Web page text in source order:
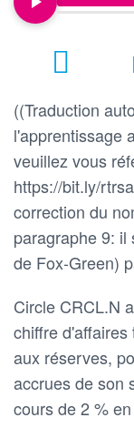
((Traduction
l'apprentissage
veuillez vous
https://bit.ly/
correction du
paragraphe 9: il
de Fox-Green)
Circle CRCL.N
chiffre
aux réserves,
accrues de son
cours de 2 %